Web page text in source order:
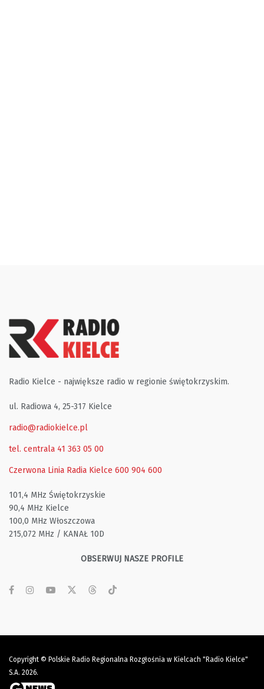
Radio Kielce - największe radio w regionie świętokrzyskim.
ul. Radiowa 4, 25-317 Kielce
radio@radiokielce.pl
tel. centrala 41 363 05 00
Czerwona Linia Radia Kielce 600 904 600
101,4 MHz Świętokrzyskie
90,4 MHz Kielce
100,0 MHz Włoszczowa
215,072 MHz / KANAŁ 10D
OBSERWUJ NASZE PROFILE
Copyright © Polskie Radio Regionalna Rozgłośnia w Kielcach "Radio Kielce"
S.A. 2026.